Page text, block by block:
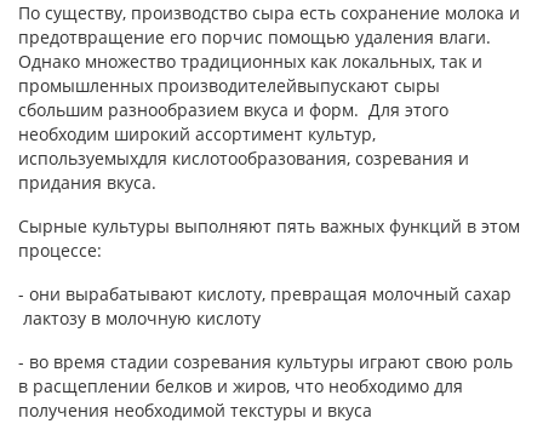
По существу, производство сыра есть сохранение молока и
предотвращение его порчис помощью удаления влаги.
Однако множество традиционных как локальных, так и
промышленных производителейвыпускают сыры
сбольшим разнообразием вкуса и форм. Для этого
необходим широкий ассортимент культур,
используемыхдля кислотообразования, созревания и
придания вкуса.
Сырные культуры выполняют пять важных функций в этом
процессе:
- они вырабатывают кислоту, превращая молочный сахар
лактозу в молочную кислоту
- во время стадии созревания культуры играют свою роль
в расщеплении белков и жиров, что необходимо для
получения необходимой текстуры и вкуса